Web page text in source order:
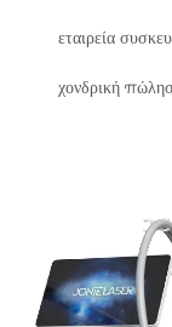
εταιρεία
χονδρική